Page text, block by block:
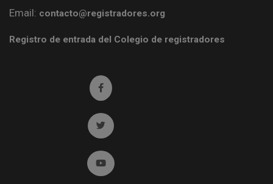
Email: contacto@registradores.org
Registro de entrada del Colegio de registradores
Ir a facebook (abre en ventana nueva)
Ir a twitter (abre en ventana nueva)
Ir a YouTube (abre en ventana nueva)